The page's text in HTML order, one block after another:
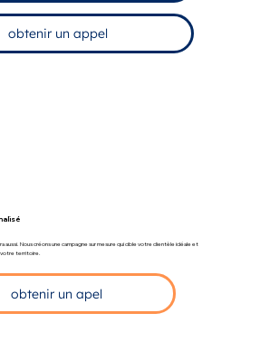
aussi. Nous créons une campagne sur mesure qui cible votre clientèle idéale et
votre territoire.
obtenir un apel
obtenir un appel